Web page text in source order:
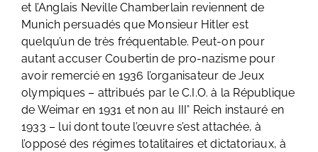
et l’Anglais Neville Chamberlain reviennent de
Munich persuadés que Monsieur Hitler est
quelqu’un de très fréquentable. Peut-on pour
autant accuser Coubertin de pro-nazisme pour
avoir remercié en 1936 l’organisateur de Jeux
olympiques – attribués par le C.I.O. à la République
de Weimar en 1931 et non au III° Reich instauré en
1933 – lui dont toute l’œuvre s’est attachée, à
l’opposé des régimes totalitaires et dictatoriaux, à